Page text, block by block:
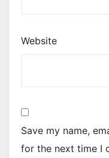
Website
Save my name,
for the next time I